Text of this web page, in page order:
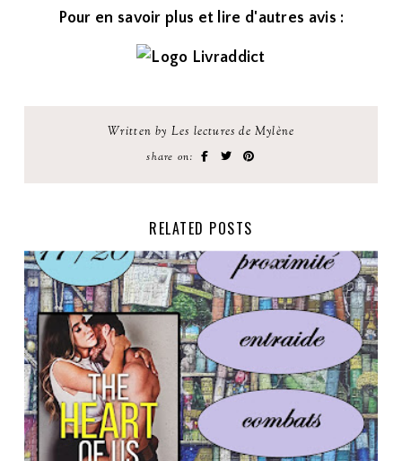
Pour en savoir plus et lire d'autres avis :
Written by Les lectures de Mylène
share on:
RELATED POSTS